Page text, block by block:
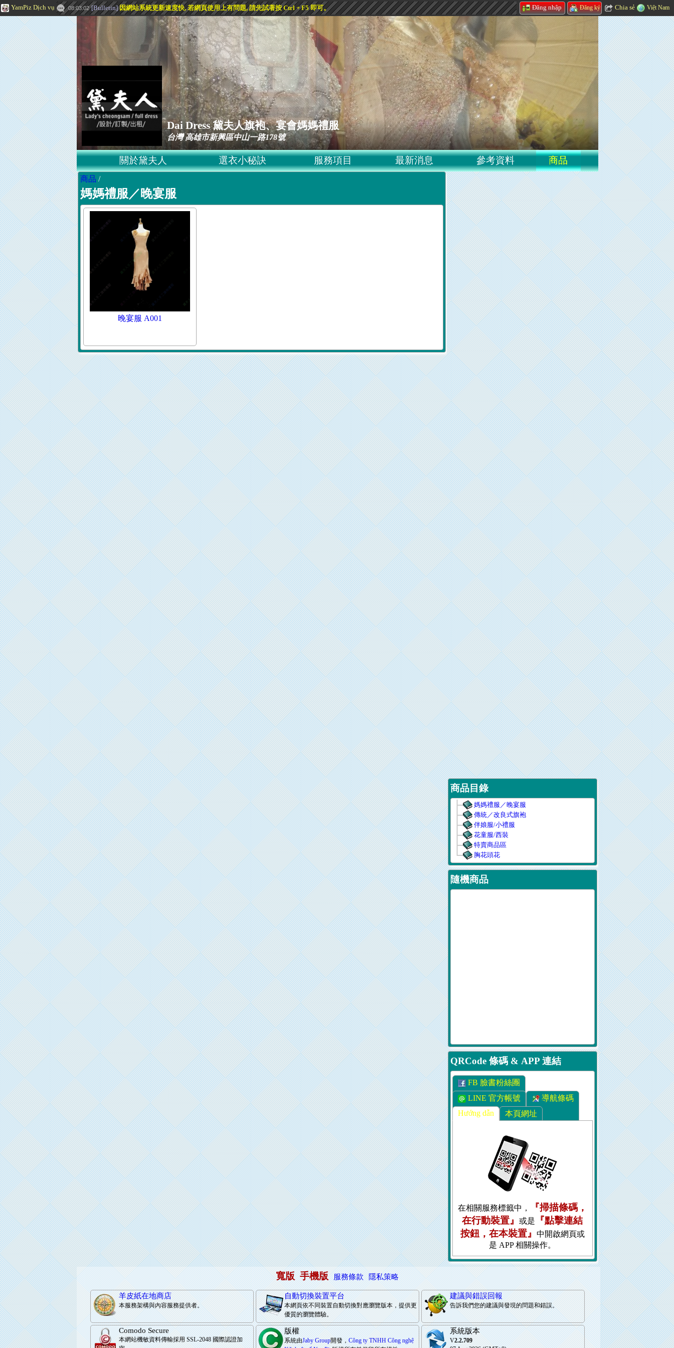
YamPiz Dịch vụ 08:03:02 [Bulletin]因網站系統更新速度快, 若網頁使用上有問題, 請先試著按 Ctrl + F5 即可。 Đăng nhập Đăng ký Chia sẻ Việt Nam
Dai Dress 黛夫人旗袍、宴會媽媽禮服
台灣 高雄市新興區中山一路178號
關於黛夫人 選衣小秘訣 服務項目 最新消息 參考資料 商品
商品 /
媽媽禮服／晚宴服
晚宴服 A001
商品目錄
媽媽禮服／晚宴服
傳統／改良式旗袍
伴娘服/小禮服
花童服/西裝
特賣商品區
胸花頭花
隨機商品
QRCode 條碼 & APP 連結
Hướng dẫn 本頁網址
FB 臉書粉絲團
LINE 官方帳號
導航條碼
在相關服務標籤中，
『掃描條碼，
在行動裝置』 或是
『點擊連結
按鈕，在本裝置』 中開啟網頁或
是 APP 相關操作。
寬版 手機版 服務條款 隱私策略
羊皮紙在地商店
本服務架構與內容服務提供者。
自動切換裝置平台
本網頁依不同裝置自動切換對應瀏覽版本，提供更
優質的瀏覽體驗。
建議與錯誤回報
告訴我們您的建議與發現的問題和錯誤。
Comodo Secure
本網站機敏資料傳輸採用 SSL-2048 國際認證加
版權
系統由Jaby Group開發，Công ty TNHH Công nghệ
系統版本
V2.2.709